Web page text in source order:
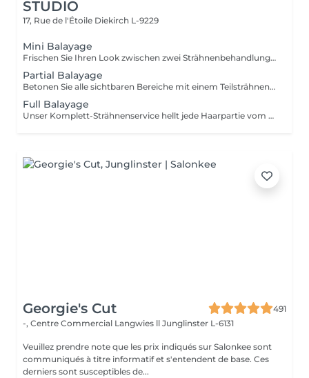
STUDIO
17, Rue de l'Étoile Diekirch L-9229
Mini Balayage
Frischen Sie Ihren Look zwischen zwei Strähnenbehandlungen auf – mit einem sanften Face-Framing, das Ihr Gesicht zum Strahlen bringt. Ideal für besondere Anlässe oder wenn Sie Ihrem Haar mehr Leuchtkraft verleihen möchten, ohne eine komplette Strähnenbehandlung zu buchen. Glossing und Tönung sind inklusive und sorgen für ein strahlendes, harmonisches Ergebnis.
Partial Balayage
Betonen Sie alle sichtbaren Bereiche mit einem Teilsträhnen-Service: Nacken, Gesichtskonturen und der gesamte Oberkopf. Ideal für einen Termin im Bereich halber Kopf oder Oberkopf. Tip-Outs, Balayage, Glossing und Tönung sind inklusive für ein leuchtendes und perfekt harmonisches Farbergebnis.
Full Balayage
Unser Komplett-Strähnenservice hellt jede Haarpartie vom Ansatz bis in die Spitzen auf, von innen nach außen – inklusive präziser Arbeit im Nackenbereich und rund um das Gesicht. Ideal für eine Aufhellung von etwa ¾ bis zum gesamten Kopf. Tip-Outs, Balayage, Glossing und Tönung sind inklusive für ein brillantes und perfekt harmonisches Farbergebnis.
Georgie's Cut
491
-, Centre Commercial Langwies ll Junglinster L-6131
Veuillez prendre note que les prix indiqués sur Salonkee sont
communiqués à titre informatif et s'entendent de base. Ces
derniers sont susceptibles de...